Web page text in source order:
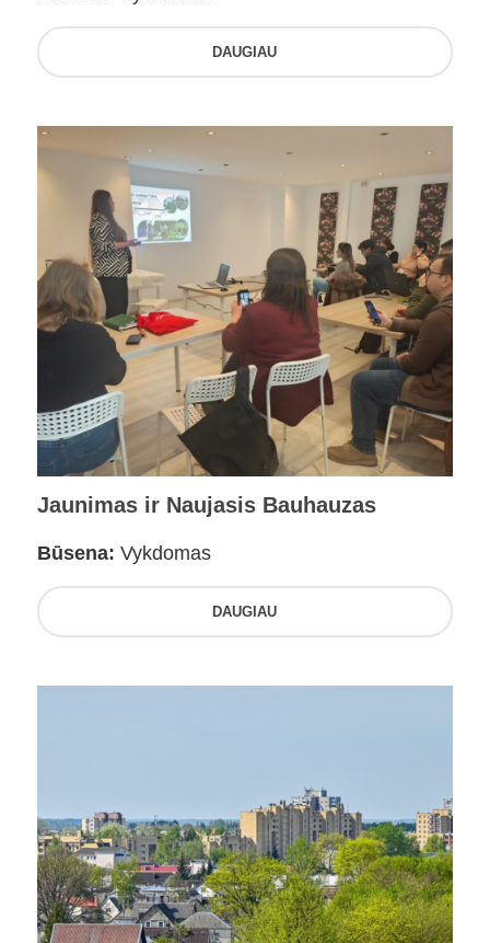
DAUGIAU
Jaunimas ir Naujasis Bauhauzas
Būsena: Vykdomas
DAUGIAU